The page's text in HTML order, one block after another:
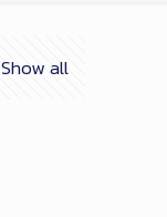
Show all